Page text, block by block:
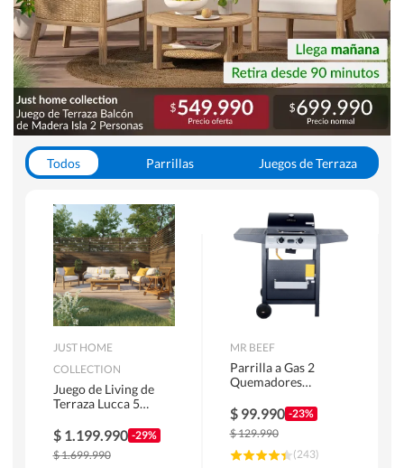
Todos Parrillas
Juegos de Terraza
JUST HOME
COLLECTION
Juego de Living de
Terraza Lucca 5
$ 1.199.990 -29%
$1.699.990
MR BEEF
Parrilla a Gas 2
Quemadores
$ 99.990 -23%
$129.990
(243)